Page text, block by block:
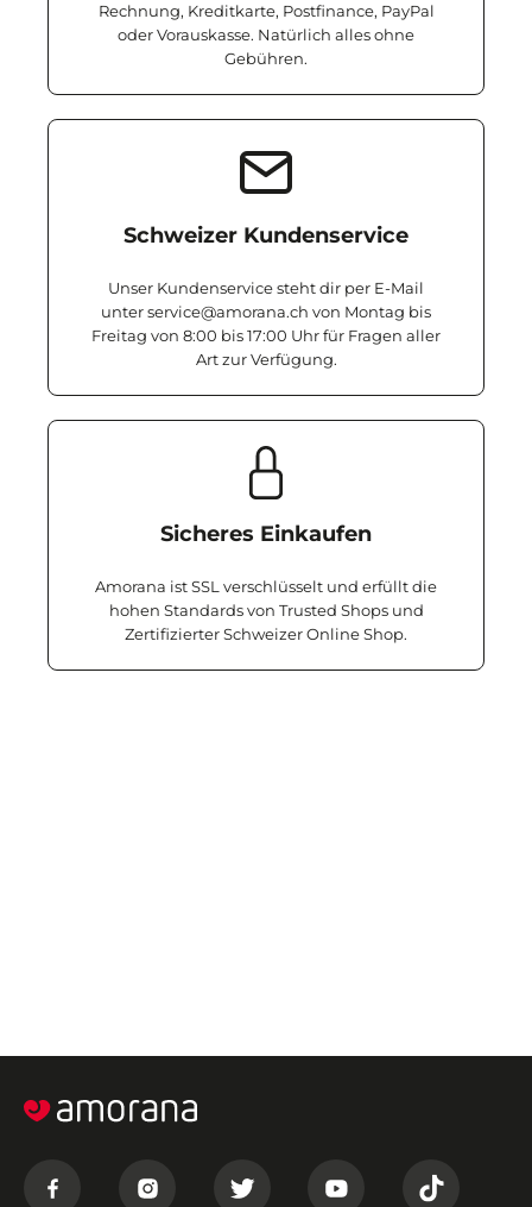
Rechnung, Kreditkarte, Postfinance, PayPal
oder Vorauskasse. Natürlich alles ohne
Gebühren.
Schweizer Kundenservice
Unser Kundenservice steht dir per E-Mail
unter service@amorana.ch von Montag bis
Freitag von 8:00 bis 17:00 Uhr für Fragen aller
Art zur Verfügung.
Sicheres Einkaufen
Amorana ist SSL verschlüsselt und erfüllt die
hohen Standards von Trusted Shops und
Zertifizierter Schweizer Online Shop.